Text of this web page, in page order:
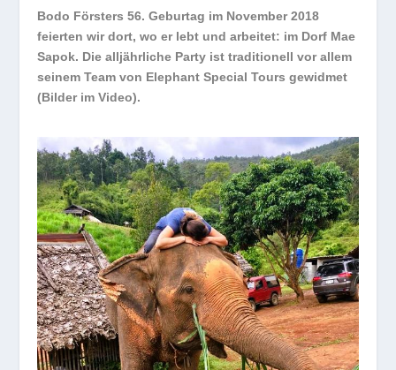
Bodo Försters 56. Geburtag im November 2018
feierten wir dort, wo er lebt und arbeitet: im Dorf Mae
Sapok. Die alljährliche Party ist traditionell vor allem
seinem Team von Elephant Special Tours gewidmet
(Bilder im Video).